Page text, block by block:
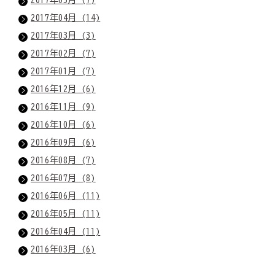
2017年04月 (14)
2017年03月 (3)
2017年02月 (7)
2017年01月 (7)
2016年12月 (6)
2016年11月 (9)
2016年10月 (6)
2016年09月 (6)
2016年08月 (7)
2016年07月 (8)
2016年06月 (11)
2016年05月 (11)
2016年04月 (11)
2016年03月 (6)